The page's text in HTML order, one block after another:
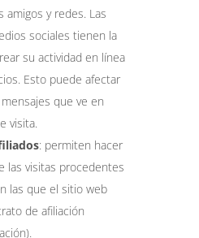
y redes. Las
sociales tienen la
su actividad en línea
Esto puede afectar
que ve en
visita.
: permiten hacer
las visitas procedentes
las que el sitio web
de afiliación